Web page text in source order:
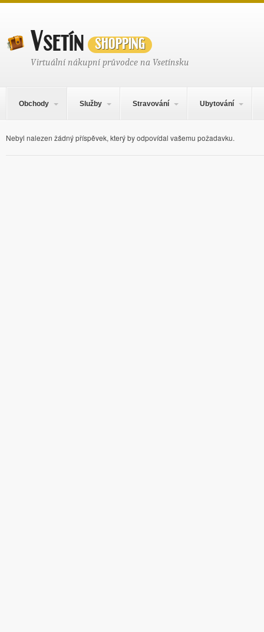
Vsetínshopping
Virtuální nákupní průvodce na Vsetínsku
Obchody Služby Stravování Ubytování
Nebyl nalezen žádný příspěvek, který by odpovídal vašemu požadavku.